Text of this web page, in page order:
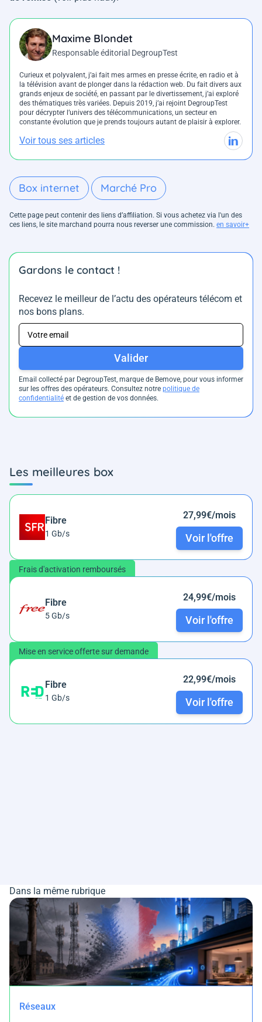
Maxime Blondet
Responsable éditorial DegroupTest
Curieux et polyvalent, j’ai fait mes armes en presse écrite, en radio et à
la télévision avant de plonger dans la rédaction web. Du fait divers aux
grands enjeux de société, en passant par le divertissement, j’ai exploré
des thématiques très variées. Depuis 2019, j’ai rejoint DegroupTest
pour décrypter l’univers des télécommunications, un secteur en
constante évolution que je prends toujours autant de plaisir à explorer.
Voir tous ses articles
Box internet Marché Pro
Cette page peut contenir des liens d’affiliation. Si vous achetez via l'un des
ces liens, le site marchand pourra nous reverser une commission. en savoir+
Gardons le contact !
Recevez le meilleur de l’actu des opérateurs télécom et
nos bons plans.
Valider
Email collecté par DegroupTest, marque de Bemove, pour vous informer
sur les offres des opérateurs. Consultez notre politique de
confidentialité et de gestion de vos données.
Les meilleures box
Fibre
1 Gb/s
27,99€/mois
Voir l'offre
Frais d'activation remboursés
Fibre
5 Gb/s
24,99€/mois
Voir l'offre
Mise en service offerte sur demande
Fibre
1 Gb/s
22,99€/mois
Voir l'offre
Dans la même rubrique
Réseaux